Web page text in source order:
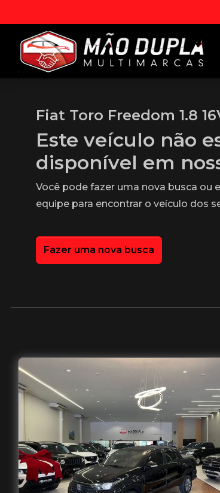
Fiat Toro Freedom 1.8
Este veículo não
disponível em
Você pode fazer uma nova busca ou
equipe para encontrar o veículo dos
Fazer uma nova busca